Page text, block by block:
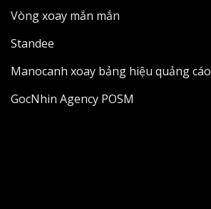
Vòng xoay mắn mắn
Standee
Manocanh xoay bảng hiệu quảng cáo
GocNhin Agency POSM